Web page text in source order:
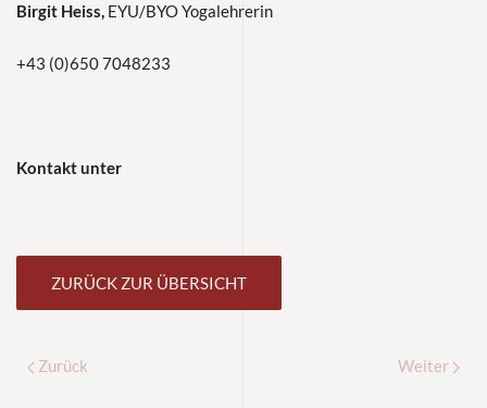
Birgit Heiss, EYU/BYO Yogalehrerin
+43 (0)650 7048233
Kontakt unter
ZURÜCK ZUR ÜBERSICHT
Zurück Weiter